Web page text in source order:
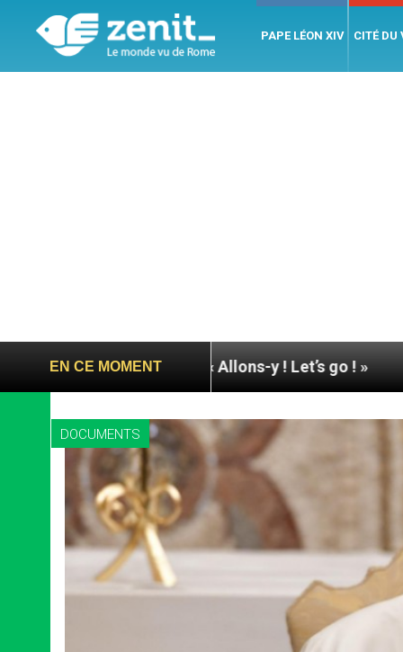
PAPE LÉON XIV CITÉ DU
EN CE MOMENT
Assise : « Allons-y ! Let’s go ! » Nicaragua :
DOCUMENTS